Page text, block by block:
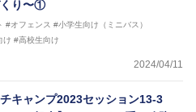
くり〜①
#オフェンス #小学生向け（ミニバス）
け #高校生向け
2024/04/11
チキャンプ2023セッション13-3